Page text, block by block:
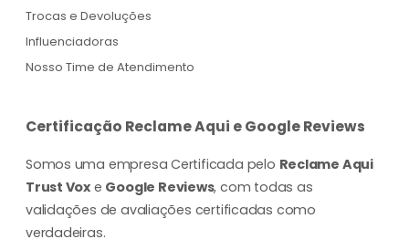
Trocas e Devoluções
Influenciadoras
Nosso Time de Atendimento
Certificação Reclame Aqui e Google Reviews
Somos uma empresa Certificada pelo Reclame Aqui
Trust Vox e Google Reviews, com todas as
validações de avaliações certificadas como
verdadeiras.